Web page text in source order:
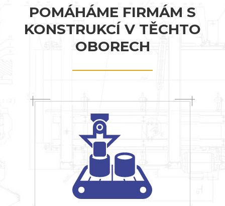
POMÁHÁME FIRMÁM S
KONSTRUKCÍ V TĚCHTO
OBORECH